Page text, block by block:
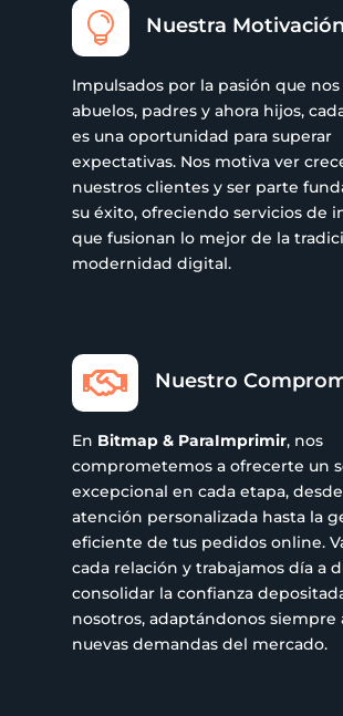
 Nuestra Motivación
Impulsados por la pasión que
abuelos, padres y ahora hijos,
es una oportunidad para superar
expectativas. Nos motiva ver
nuestros clientes y ser parte
su éxito, ofreciendo servicios de
que fusionan lo mejor de la
modernidad digital.
 Nuestro
En Bitmap & ParaImprimir, nos
comprometemos a ofrecerte un
excepcional en cada etapa,
atención personalizada hasta la
eficiente de tus pedidos online.
cada relación y trabajamos día a
consolidar la confianza
nosotros, adaptándonos siempre
nuevas demandas del mercado.